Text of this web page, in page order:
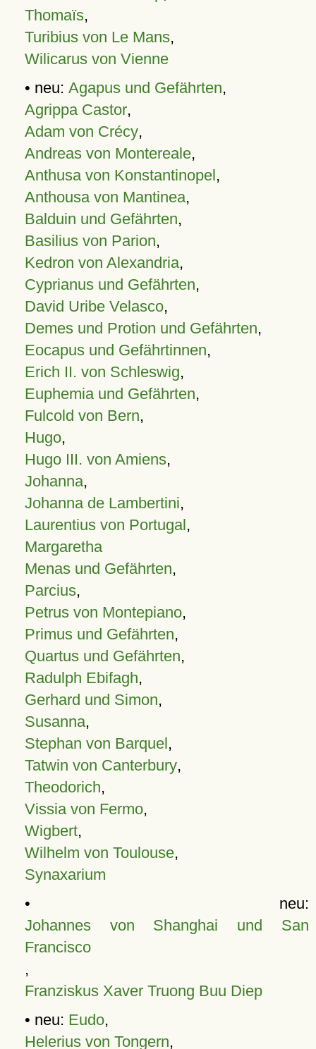
Thomaïs,
Turibius von Le Mans,
Wilicarus von Vienne
• neu: Agapus und Gefährten,
Agrippa Castor,
Adam von Crécy,
Andreas von Montereale,
Anthusa von Konstantinopel,
Anthousa von Mantinea,
Balduin und Gefährten,
Basilius von Parion,
Kedron von Alexandria,
Cyprianus und Gefährten,
David Uribe Velasco,
Demes und Protion und Gefährten,
Eocapus und Gefährtinnen,
Erich II. von Schleswig,
Euphemia und Gefährten,
Fulcold von Bern,
Hugo,
Hugo III. von Amiens,
Johanna,
Johanna de Lambertini,
Laurentius von Portugal,
Margaretha
Menas und Gefährten,
Parcius,
Petrus von Montepiano,
Primus und Gefährten,
Quartus und Gefährten,
Radulph Ebifagh,
Gerhard und Simon,
Susanna,
Stephan von Barquel,
Tatwin von Canterbury,
Theodorich,
Vissia von Fermo,
Wigbert,
Wilhelm von Toulouse,
Synaxarium
• neu:
Johannes von Shanghai und San
Francisco
,
Franziskus Xaver Truong Buu Diep
• neu: Eudo,
Helerius von Tongern,